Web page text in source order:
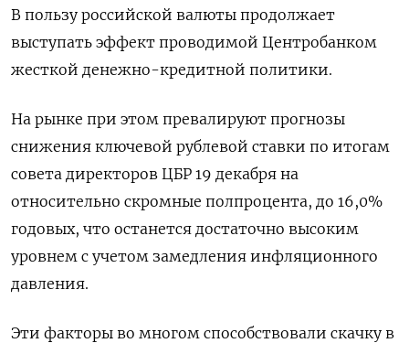
В пользу российской валюты продолжает
выступать эффект проводимой Центробанком
жесткой денежно-кредитной политики.
На рынке при этом превалируют прогнозы
снижения ключевой рублевой ставки по итогам
совета директоров ЦБР 19 декабря на
относительно скромные полпроцента, до 16,0%
годовых, что останется достаточно высоким
уровнем с учетом замедления инфляционного
давления.
Эти факторы во многом способствовали скачку в